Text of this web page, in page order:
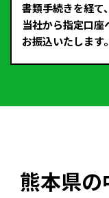
書類手続きを経て、
当社から指定口座
お振込いたします。
熊本県